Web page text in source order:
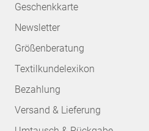
Geschenkkarte
Newsletter
Größenberatung
Textilkundelexikon
Bezahlung
Versand & Lieferung